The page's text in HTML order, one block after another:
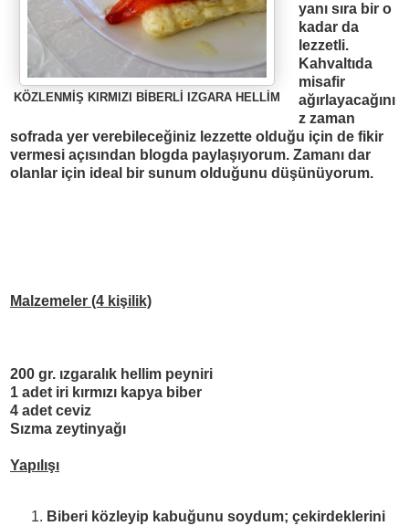
KÖZLENMİŞ KIRMIZI BİBERLİ IZGARA HELLİM
yanısıra bir o
kadar da
lezzetli.
Kahvaltıda
misafir
ağırlayacağını
z zaman
sofrada yer verebileceğiniz lezzette olduğu için de fikir
vermesi açısından blogda paylaşıyorum. Zamanı dar
olanlar için ideal bir sunum olduğunu düşünüyorum.
Malzemeler (4 kişilik)
200 gr. ızgaral ık hellim peyniri
1 adet iri kırmızı kapya biber
4 adet ceviz
Sızma zeytinyağı
Yapı ışı
Biberi közleyip kabuğunu soydum; çekirdeklerini